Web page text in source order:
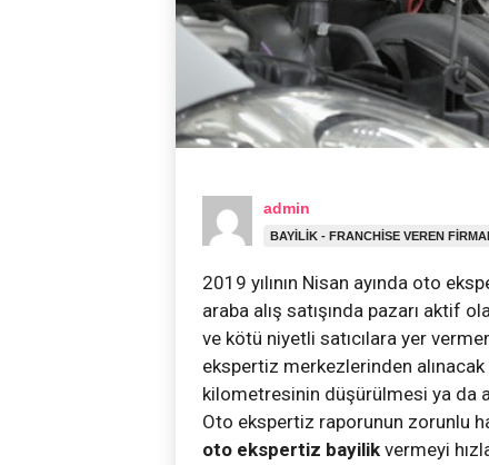
admin
BAYILIK - FRANCHISE VEREN
2019 yılının Nisan ayında oto
araba alış satışında pazarı aktif
ve kötü niyetli satıcılara yer
ekspertiz merkezlerinden
kilometresinin düşürülmesi ya da
Oto ekspertiz raporunun zorunlu
oto ekspertiz bayilik vermeyi